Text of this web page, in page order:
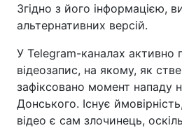
Згідно з його інформацією,
альтернативних версій.
У Telegram-каналах активно
відеозапис, на якому, як
зафіксовано момент нападу
Донського. Існує
відео є сам злочинець,